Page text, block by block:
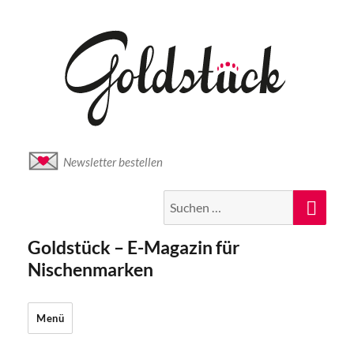
Newsletter bestellen
nach:
Goldstück – E-Magazin für
Nischenmarken
Menü